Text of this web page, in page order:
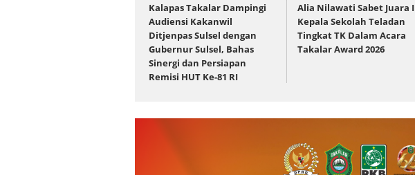
Kalapas Takalar Dampingi
Audiensi Kakanwil
Ditjenpas Sulsel dengan
Gubernur Sulsel, Bahas
Sinergi dan Persiapan
Remisi HUT Ke-81 RI
Alia Nilawati Sabet Juara I
Kepala Sekolah Teladan
Tingkat TK Dalam Acara
Takalar Award 2026